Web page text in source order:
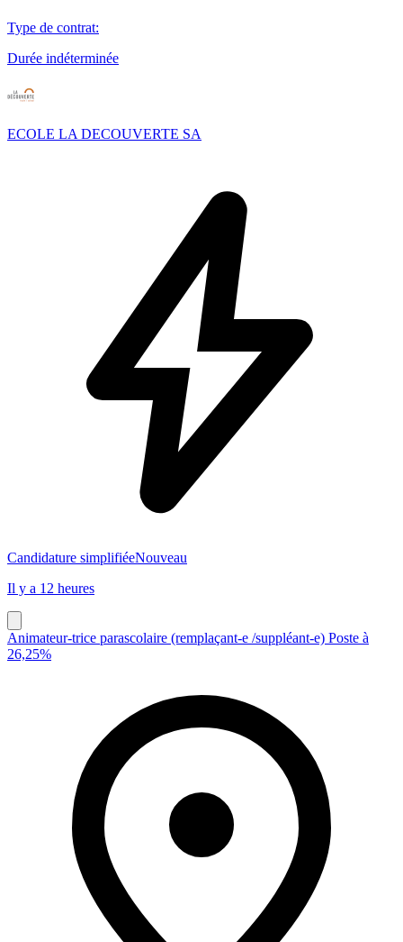
Type de contrat:
Durée indéterminée
ECOLE LA DECOUVERTE SA
Candidature simplifiéeNouveau
Il y a 12 heures
Animateur-trice parascolaire (remplaçant-e /suppléant-e) Poste à
26,25%